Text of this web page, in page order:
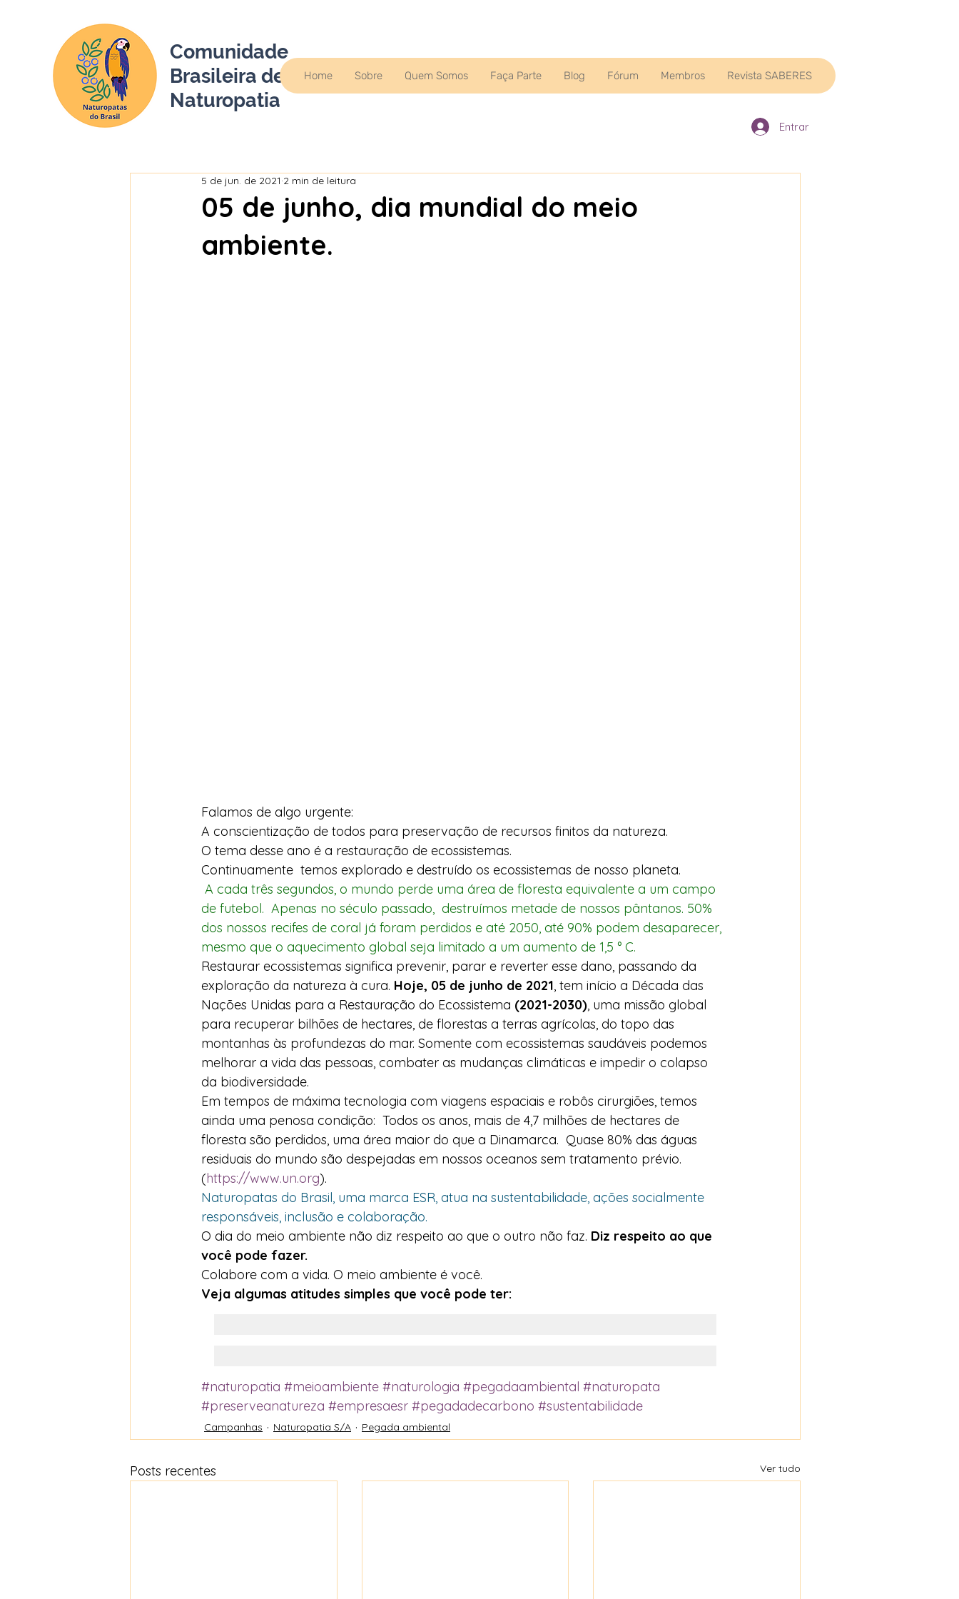
Comunidade
Brasileira de
Naturopatia
Home Sobre Quem Somos Faça Parte Blog Fórum Membros Revista SABERES
Entrar
05 de junho, dia mundial do meio
ambiente.
5 de jun. de 2021 2 min de leitura
Falamos de algo urgente:
A conscientização de todos para preservação de recursos finitos da natureza.
O tema desse ano é a restauração de ecossistemas.
Continuamente  temos explorado e destruído os ecossistemas de nosso planeta.
de futebol.  Apenas no século passado,  destruímos metade de nossos pântanos. 50%
dos nossos recifes de coral já foram perdidos e até 2050, até 90% podem desaparecer,
mesmo que o aquecimento global seja limitado a um aumento de 1,5 ° C.
Restaurar ecossistemas significa prevenir, parar e reverter esse dano, passando da
exploração da natureza à cura. Hoje, 05 de junho de 2021, tem início a Década das
Nações Unidas para a Restauração do Ecossistema (2021-2030), uma missão global
para recuperar bilhões de hectares, de florestas a terras agrícolas, do topo das
montanhas às profundezas do mar. Somente com ecossistemas saudáveis ​​podemos
melhorar a vida das pessoas, combater as mudanças climáticas e impedir o colapso
da biodiversidade.
Em tempos de máxima tecnologia com viagens espaciais e robôs cirurgiões, temos
ainda uma penosa condição:  Todos os anos, mais de 4,7 milhões de hectares de
floresta são perdidos, uma área maior do que a Dinamarca.  Quase 80% das águas
residuais do mundo são despejadas em nossos oceanos sem tratamento prévio.
(https://www.un.org).
Naturopatas do Brasil, uma marca ESR, atua na sustentabilidade, ações socialmente
responsáveis, inclusão e colaboração.
O dia do meio ambiente não diz respeito ao que o outro não faz. Diz respeito ao que
você pode fazer.
Colabore com a vida. O meio ambiente é você.
Veja algumas atitudes simples que você pode ter:
#naturopatia #meioambiente #naturologia #pegadaambiental #naturopata
#preserveanatureza #empresaesr #pegadadecarbono #sustentabilidade
Campanhas Naturopatia S/A Pegada ambiental
Posts recentes Ver tudo